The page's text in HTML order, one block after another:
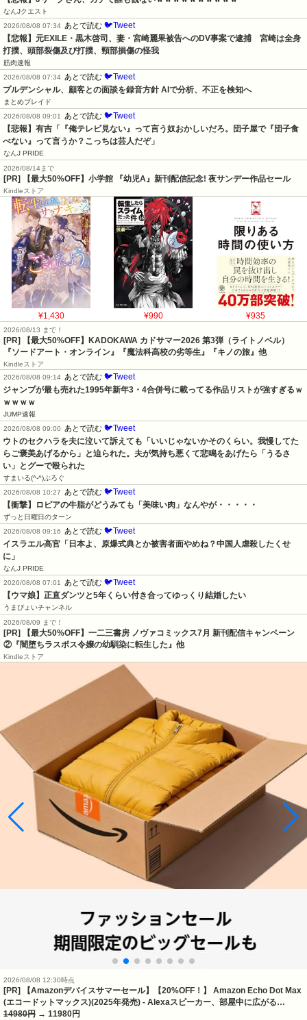
なんJクエスト
2026/08/08 07:34 あとで読む 🐦Tweet
【悲報】元EXILE・黒木啓司、妻・宮崎麗果被告へのDV事案で逮捕　宮崎は全身
打撲、頭部裂傷及び打撲、頸部損傷の怪我
筋肉速報
2026/08/08 07:34 あとで読む 🐦Tweet
プルデンシャル、顧客との面談を録音方針 AIで分析、不正を検知へ
まとめブレイド
2026/08/08 09:01
あとで読む 🐦Tweet
【悲報】有吉「『俺テレビ見ない』って言う奴おかしいだろ。団子屋で『団子食
べない』って言うか？こっちは芸人だぞ」
なんJ PRIDE
2026/08/14まで
[PR] 【最大50%OFF】小学館 『幼児A』新刊配信記念! 夜サンデー作品セール
Kindleストア
¥1,430 ¥990 ¥935
2026/08/13 まで！
[PR]
【最大50%OFF】KADOKAWA カドサマー2026 第3弾（ライトノベル）
『ソードアート・オンライン』『魔法科高校の劣等生』『キノの旅』他
Kindleストア
2026/08/08 09:14 あとで読む 🐦Tweet
ジャンプが最も売れた1995年新年3・4合併号に載ってる作品リストが強すぎるｗ
ｗｗｗｗ
JUMP速報
2026/08/08 09:00
あとで読む 🐦Tweet
ウトのセクハラを夫に泣いて訴えても「いいじゃないかそのくらい。我慢してた
らご褒美あげるから」と迫られた。夫が気持ち悪くて悲鳴をあげたら「うるさ
い」とグーで殴られた
すまいる(^-^)ぶろぐ
2026/08/08 10:27
あとで読む 🐦Tweet
【衝撃】ロピアの牛脂がどうみても「美味い肉」なんやが・・・・・
ずっと日曜日のターン
2026/08/08 09:16
あとで読む 🐦Tweet
イスラエル高官「日本よ、原爆式典とか被害者面やめね？中国人虐殺したくせ
に」
なんJ PRIDE
2026/08/08 07:01
あとで読む 🐦Tweet
【ウマ娘】正直ダンツと5年くらい付き合ってゆっくり結婚したい
うまぴょいチャンネル
2026/08/09 まで！
[PR] 【最大50%OFF】一二三書房 ノヴァコミックス7月 新刊配信キャンペーン
②『闇堕ちラスボス令嬢の幼馴染に転生した』他
Kindleストア
2026/08/08 12:30時点
[PR] 【Amazonデバイスサマーセール】【20%OFF！】 Amazon Echo Dot Max
(エコードットマックス)(2025年発売) - Alexaスピーカー、部屋中に広がる…
14980円 → 11980円